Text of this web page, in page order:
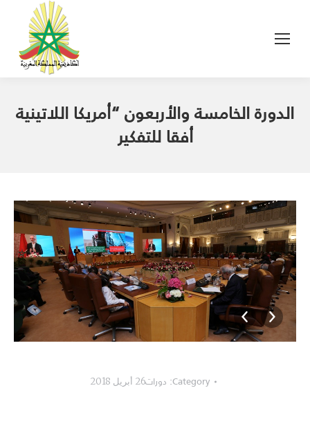
الدورة الخامسة والأربعون “أمريكا اللاتينية
أفقا للتفكير
TCB_8574
Category: دورات26 أبريل 2018